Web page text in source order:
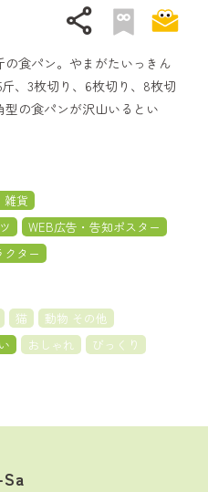
share
食パン。やまがたいっきん
、3枚切り、6枚切り、8枚切
型の食パンが沢山いるとい
雑貨
WEB広告・告知ポスター
クター
猫
動物 その他
おしゃれ
びっくり